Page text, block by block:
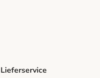
Lieferservice